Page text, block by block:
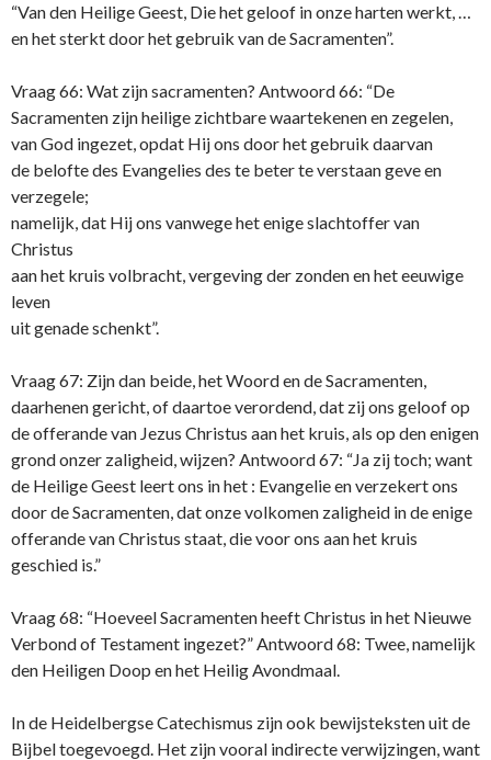
“Van den Heilige Geest, Die het geloof in onze harten werkt, …
en het sterkt door het gebruik van de Sacramenten”.
Vraag 66: Wat zijn sacramenten? Antwoord 66: “De
Sacramenten zijn heilige zichtbare waartekenen en zegelen,
van God ingezet, opdat Hij ons door het gebruik daarvan
de belofte des Evangelies des te beter te verstaan geve en
verzegele;
namelijk, dat Hij ons vanwege het enige slachtoffer van
Christus
aan het kruis volbracht, vergeving der zonden en het eeuwige
leven
uit genade schenkt”.
Vraag 67: Zijn dan beide, het Woord en de Sacramenten,
daarhenen gericht, of daartoe verordend, dat zij ons geloof op
de offerande van Jezus Christus aan het kruis, als op den enigen
grond onzer zaligheid, wijzen? Antwoord 67: “Ja zij toch; want
de Heilige Geest leert ons in het : Evangelie en verzekert ons
door de Sacramenten, dat onze volkomen zaligheid in de enige
offerande van Christus staat, die voor ons aan het kruis
geschied is.”
Vraag 68: “Hoeveel Sacramenten heeft Christus in het Nieuwe
Verbond of Testament ingezet?” Antwoord 68: Twee, namelijk
den Heiligen Doop en het Heilig Avondmaal.
In de Heidelbergse Catechismus zijn ook bewijsteksten uit de
Bijbel toegevoegd. Het zijn vooral indirecte verwijzingen, want